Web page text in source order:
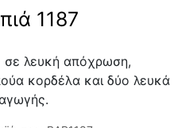
1187
σε λευκή απόχρωση,
κορδέλα και δύο λευκά